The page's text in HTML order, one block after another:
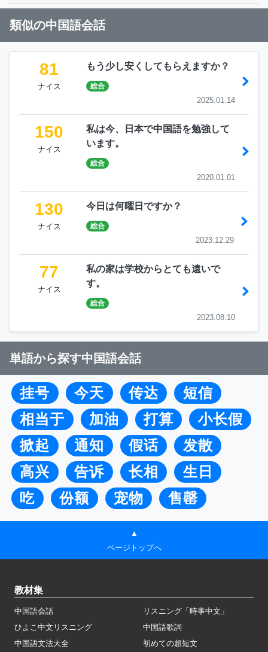
類似の中国語会話
81
ナイス
もう少し安くしてもらえますか？
総合
2025.01.14
150
ナイス
私は今、日本で中国語を勉強して
います。
総合
2020.01.01
130
ナイス
今日は何曜日ですか？
総合
2023.12.29
77
ナイス
私の家は学校からとても遠いで
す。
総合
2023.08.10
単語から探す中国語会話
挂号 今天 传达
短信
相当于
加油 打算
小长假
掀起
通知 假话
发散
高兴
告诉 长相
生日
吃
份额 宠物 售罄
▲
ページトップへ
教材集
中国語会話
リスニング「時事中文」
ひよこ中文リスニング
中国語歌詞
中国語文法大全
初めての超短文